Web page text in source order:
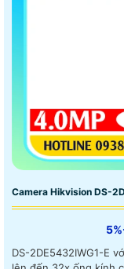
Camera Hikvision DS-
DS-2DE5432IWG1-E